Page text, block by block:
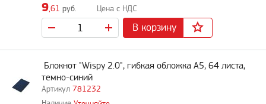
9,61 руб.
В корзину
781232
Блокнот "Wispy 2.0", гибкая обложка A5, 64 листа,
темно-синий